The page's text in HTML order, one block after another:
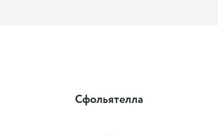
Сфольятелла